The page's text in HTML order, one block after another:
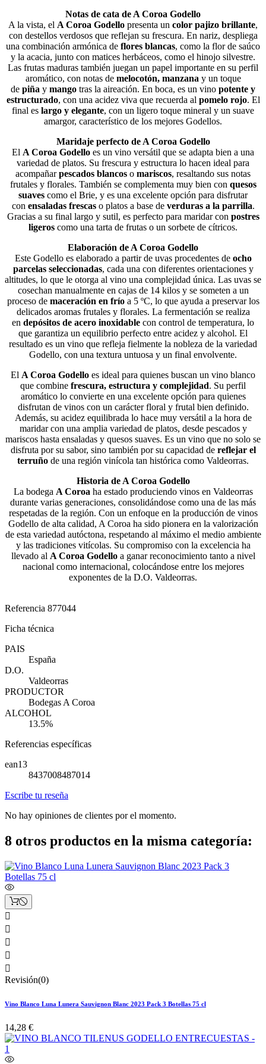
Notas de cata de A Coroa Godello
A la vista, el A Coroa Godello presenta un color pajizo brillante,
con destellos verdosos que reflejan su frescura. En nariz, despliega
una combinación armónica de flores blancas, como la flor de saúco
y la acacia, junto con matices herbáceos, como el hinojo silvestre.
Las frutas maduras también juegan un papel importante en su perfil
aromático, con notas de melocotón, manzana y un toque
de piña y mango tras la aireación. En boca, es un vino potente y
estructurado, con una acidez viva que recuerda al pomelo rojo. El
final es largo y elegante, con un ligero toque mineral y un suave
amargor, característico de los mejores Godellos.
Maridaje perfecto de A Coroa Godello
El A Coroa Godello es un vino versátil que se adapta bien a una
variedad de platos. Su frescura y estructura lo hacen ideal para
acompañarpescados blancos o mariscos, resaltando sus notas
frutales y florales. También se complementa muy bien con quesos
suaves como el Brie, y es una excelente opción para disfrutar
con ensaladas frescaso platos a base de verduras a la parrilla.
Gracias a su final largo y sutil, es perfecto para maridar con postres
ligeros como una tarta de frutas o un sorbete de cítricos.
Elaboración de A Coroa Godello
Este Godello es elaborado a partir de uvas procedentes de ocho
parcelas seleccionadas, cada una con diferentes orientaciones y
altitudes, lo que le otorga al vino una complejidad única. Las uvas se
cosechan manualmente en cajas de 14 kilos y se someten a un
proceso de maceración en fríoa 5 ºC, lo que ayuda a preservar los
delicados aromas frutales y florales. La fermentación se realiza
en depósitos de acero inoxidable con control de temperatura, lo
que garantiza un equilibrio perfecto entre acidez y alcohol. El
resultado es un vino que refleja fielmente la nobleza de la variedad
Godello, con una textura untuosa y un final envolvente.
El A Coroa Godello es ideal para quienes buscan un vino blanco
que combine frescura, estructura y complejidad. Su perfil
aromático lo convierte en una excelente opción para quienes
disfrutan de vinos con un carácter floral y frutal bien definido.
Además, su acidez equilibrada lo hace muy versátil a la hora de
maridar con una amplia variedad de platos, desde pescados y
mariscos hasta ensaladas y quesos suaves. Es un vino que no solo se
disfruta por su sabor, sino también por su capacidad de reflejar el
terruño de una región vinícola tan histórica como Valdeorras.
Historia de A Coroa Godello
La bodega A Coroa ha estado produciendo vinos en Valdeorras
durante varias generaciones, consolidándose como una de las más
respetadas de la región. Con un enfoque en la producción de vinos
Godello de alta calidad, A Coroa ha sido pionera en la valorización
de esta variedad autóctona, respetando al máximo el medio ambiente
y las tradiciones vitícolas. Su compromiso con la excelencia ha
llevado al A Coroa Godelloa ganar reconocimiento tanto a nivel
nacional como internacional, colocándose entre los mejores
exponentes de la D.O. Valdeorras.
Referencia 877044
Ficha técnica
PAIS
España
D.O.
Valdeorras
PRODUCTOR
Bodegas A Coroa
ALCOHOL
13.5%
Referencias específicas
ean13
8437008487014
Escribe tu reseña
No hay opiniones de clientes por el momento.
8 otros productos en la misma categoría:





Revisión(0)
Vino Blanco Luna Lunera Sauvignon Blanc 2023 Pack 3 Botellas 75 cl
14,28 €